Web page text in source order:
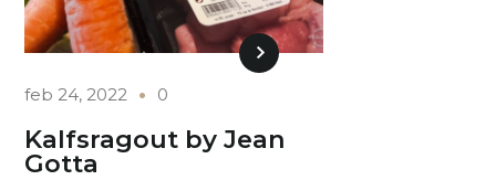
feb 24, 2022 0
Kalfsragout by Jean
Gotta